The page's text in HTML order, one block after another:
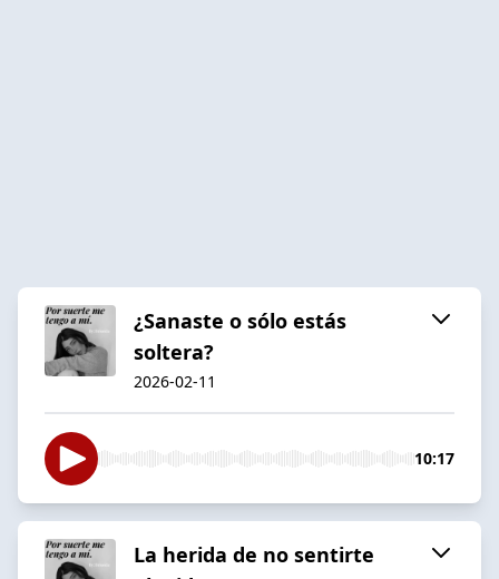
¿Sanaste o sólo estás
soltera?
2026-02-11
10:17
La herida de no sentirte